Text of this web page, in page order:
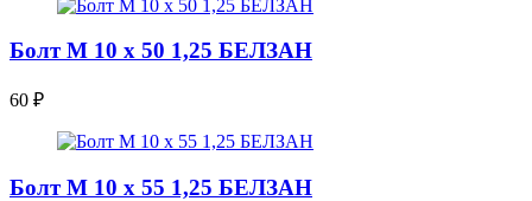
Болт М 10 х 50 1,25 БЕЛЗАН
60 ₽
Болт М 10 х 55 1,25 БЕЛЗАН